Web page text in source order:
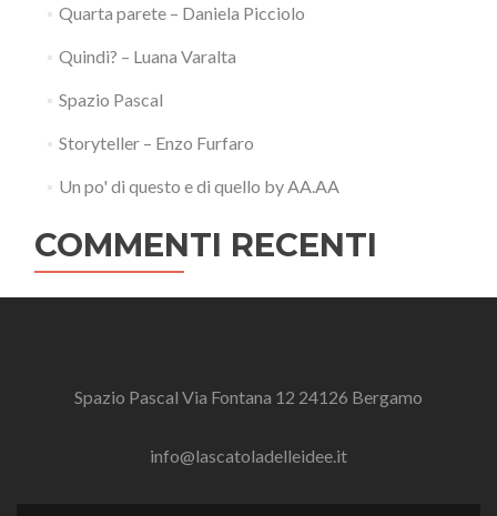
Quarta parete – Daniela Picciolo
Quindi? – Luana Varalta
Spazio Pascal
Storyteller – Enzo Furfaro
Un po' di questo e di quello by AA.AA
COMMENTI RECENTI
Spazio Pascal Via Fontana 12 24126 Bergamo
info@lascatoladelleidee.it